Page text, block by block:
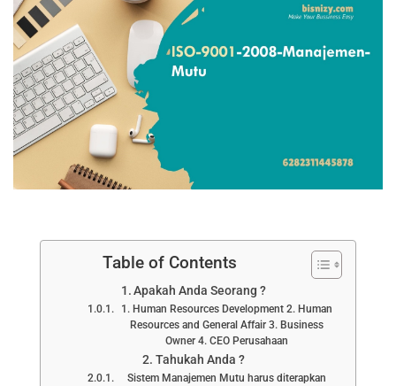
Table of Contents
Apakah Anda Seorang ?
1. Human Resources Development 2. Human
Resources and General Affair 3. Business
Owner 4. CEO Perusahaan
Tahukah Anda ?
Sistem Manajemen Mutu harus diterapkan